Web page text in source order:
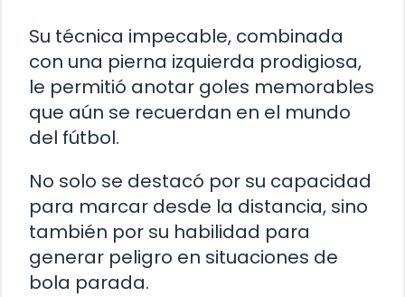
Su técnica impecable, combinada
con una pierna izquierda prodigiosa,
le permitió anotar goles memorables
que aún se recuerdan en el mundo
del fútbol.
No solo se destacó por su capacidad
para marcar desde la distancia, sino
también por su habilidad para
generar peligro en situaciones de
bola parada.